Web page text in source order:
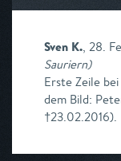
Sven K., 28.
Sauriern)
Erste Zeile
dem Bild:
†23.02.2016).